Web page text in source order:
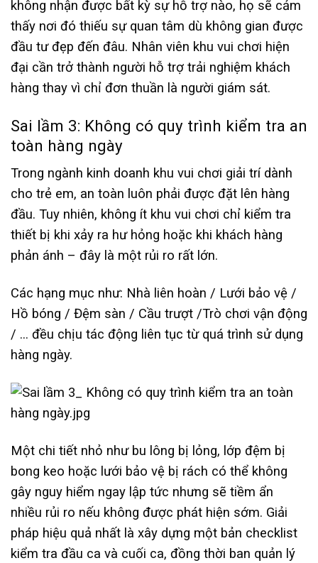
không nhận được bất kỳ sự hỗ trợ nào, họ sẽ cảm
thấy nơi đó thiếu sự quan tâm dù không gian được
đầu tư đẹp đến đâu. Nhân viên khu vui chơi hiện
đại cần trở thành người hỗ trợ trải nghiệm khách
hàng thay vì chỉ đơn thuần là người giám sát.
Sai lầm 3: Không có quy trình kiểm tra an
toàn hàng ngày
Trong ngành kinh doanh khu vui chơi giải trí dành
cho trẻ em, an toàn luôn phải được đặt lên hàng
đầu. Tuy nhiên, không ít khu vui chơi chỉ kiểm tra
thiết bị khi xảy ra hư hỏng hoặc khi khách hàng
phản ánh – đây là một rủi ro rất lớn.
Các hạng mục như: Nhà liên hoàn / Lưới bảo vệ /
Hồ bóng / Đệm sàn / Cầu trượt /Trò chơi vận động
/ … đều chịu tác động liên tục từ quá trình sử dụng
hàng ngày.
Một chi tiết nhỏ như bu lông bị lỏng, lớp đệm bị
bong keo hoặc lưới bảo vệ bị rách có thể không
gây nguy hiểm ngay lập tức nhưng sẽ tiềm ẩn
nhiều rủi ro nếu không được phát hiện sớm. Giải
pháp hiệu quả nhất là xây dựng một bản checklist
kiểm tra đầu ca và cuối ca, đồng thời ban quản lý